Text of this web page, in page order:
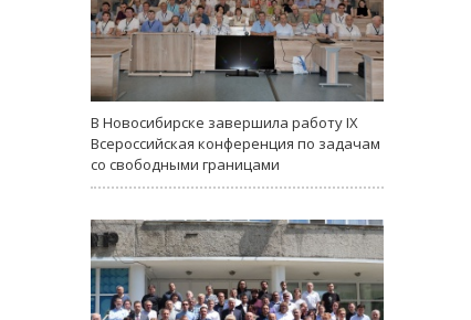
В Новосибирске завершила работу IX
Всероссийская конференция по задачам
со свободными границами